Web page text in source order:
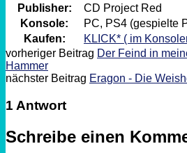
Publisher:
CD Project Red
Konsole:
PC, PS4 (gespielte
Kaufen:
KLICK* ( im
vorheriger Beitrag Der Feind in
Hammer
nächster Beitrag Eragon - Die
1 Antwort
Schreibe einen